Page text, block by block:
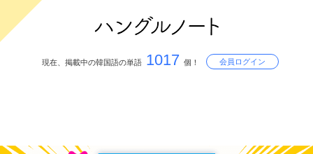
現在、掲載中の韓国語の単語 1017 個！ 会員ログイン